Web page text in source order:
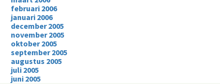
februari 2006
januari 2006
december 2005
november 2005
oktober 2005
september 2005
augustus 2005
juli 2005
juni 2005